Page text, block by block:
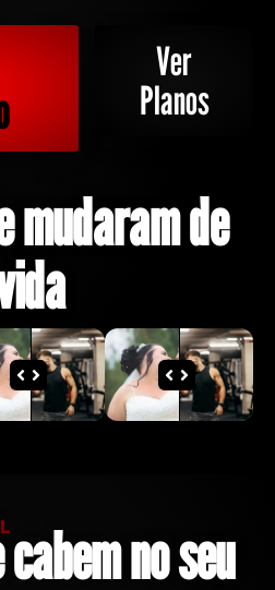
Ver
Planos
mudaram de
no seu